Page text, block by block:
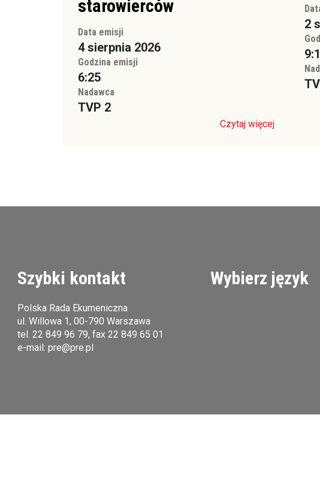
starowierców
Data emisji
4 sierpnia 2026
Godzina emisji
6:25
Nadawca
TVP 2
Czytaj więcej
2
Szybki kontakt
Polska Rada Ekumeniczna
ul. Willowa 1, 00-790 Warszawa
tel.22 849 96 79, fax 22 849 65 01
e-mail:pre@pre.pl
Wybierz język